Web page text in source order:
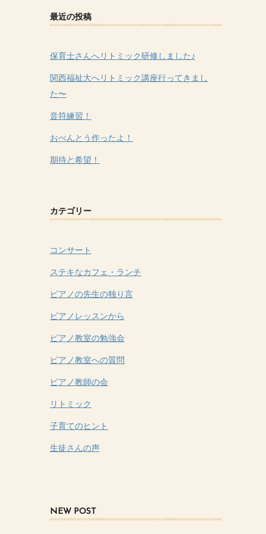
最近の投稿
保育士さんへリトミック研修しました♪
関西福祉大へリトミック講座行ってきまし
た〜
音符練習！
おべんとう作ったよ！
期待と希望！
カテゴリー
コンサート
ステキなカフェ・ランチ
ピアノの先生の独り言
ピアノレッスンから
ピアノ教室の勉強会
ピアノ教室への質問
ピアノ教師の会
リトミック
子育てのヒント
生徒さんの声
NEW POST